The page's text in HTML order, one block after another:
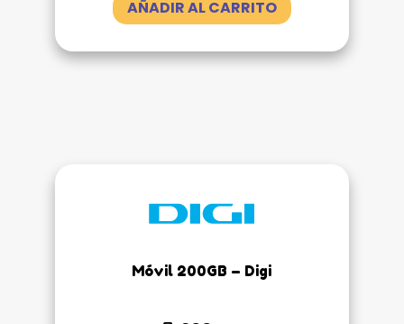
AÑADIR AL CARRITO
Móvil 200GB – Digi